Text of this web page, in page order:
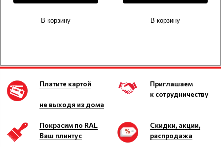
В корзину В корзину
Платите картой
не выходя из дома
Приглашаем
к сотрудничеству
Покрасим по RAL
Ваш плинтус
Скидки, акции,
распродажа